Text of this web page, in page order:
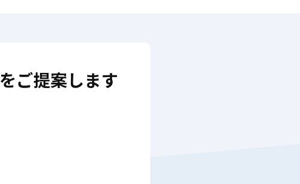
をご提案します